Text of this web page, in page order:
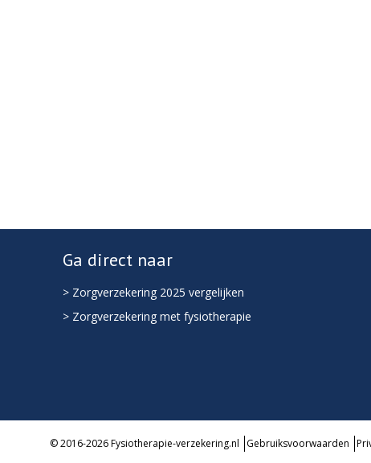
Ga direct naar
> Zorgverzekering 2025 vergelijken
> Zorgverzekering met fysiotherapie
© 2016-2026 Fysiotherapie-verzekering.nl Gebruiksvoorwaarden